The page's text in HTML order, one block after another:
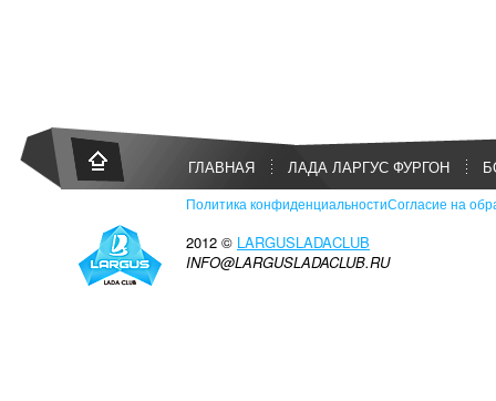
ГЛАВНАЯ ЛАДА ЛАРГУС ФУРГОН
Политика конфиденциальностиСогласие на
2012 © LARGUSLADACLUB
INFO@LARGUSLADACLUB.RU